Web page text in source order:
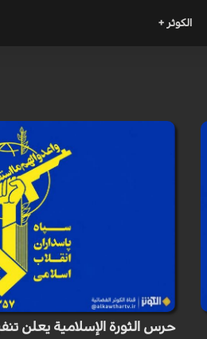
الكوثر +
حرس الثورة الإسلامية يعلن